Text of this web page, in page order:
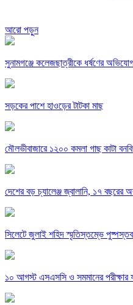
আরো পড়ুন
সুনামগঞ্জে কলেজছাত্রীকে ধর্ষণের
সড়কের পাশে হাওড়ের টাটকা মাছ
মৌলভীবাজারে ১২০০ কমলা গাছ কাটা
দেশের বড় চ্যালেঞ্জ জ্বালানি, ১৭ বছরের
সিলেটে জুলাই শহিদ স্মৃতিস্তম্ভে
১০ আগস্ট এসএসসি ও সমমানের